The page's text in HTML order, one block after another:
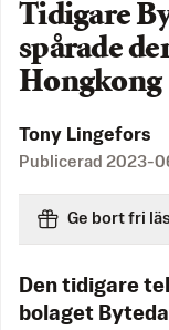
Tidigare
spårade
Hongkong
Tony Lingefors
Publicerad 2023-
Ge bort fri
Den tidigare
bolaget